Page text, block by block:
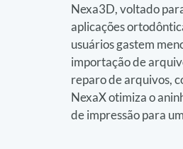
Nexa3D, voltado
aplicações
usuários gastem
importação de
reparo de arquivos,
NexaX otimiza o
de impressão para